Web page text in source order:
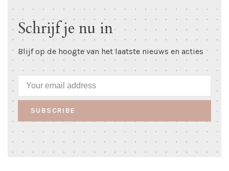
Schrijf je nu in
Blijf op de hoogte van het laatste nieuws en acties
SUBSCRIBE